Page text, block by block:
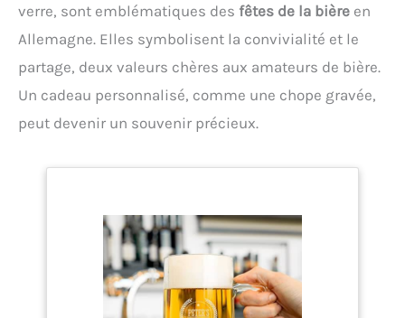
verre, sont emblématiques des fêtes de la bière en
Allemagne. Elles symbolisent la convivialité et le
partage, deux valeurs chères aux amateurs de bière.
Un cadeau personnalisé, comme une chope gravée,
peut devenir un souvenir précieux.